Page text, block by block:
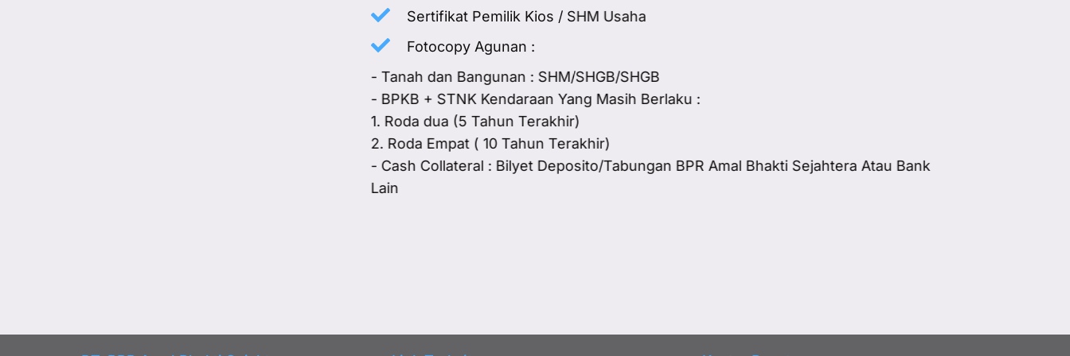
Sertifikat Pemilik Kios / SHM Usaha
Fotocopy Agunan :
- Tanah dan Bangunan : SHM/SHGB/SHGB
- BPKB + STNK Kendaraan Yang Masih Berlaku :
1. Roda dua (5 Tahun Terakhir)
2. Roda Empat ( 10 Tahun Terakhir)
- Cash Collateral : Bilyet Deposito/Tabungan BPR Amal Bhakti Sejahtera Atau Bank
Lain